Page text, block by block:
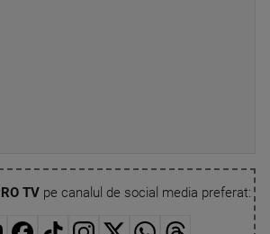
TVpe canalul de social media preferat: